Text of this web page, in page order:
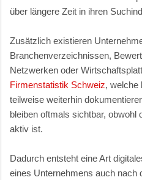
über längere Zeit in ihren
Zusätzlich existieren
Branchenverzeichnissen,
Netzwerken oder
Firmenstatistik Schweiz, welche
teilweise weiterhin
bleiben oftmals sichtbar, obwohl
aktiv ist.
Dadurch entsteht eine Art
eines Unternehmens auch nach